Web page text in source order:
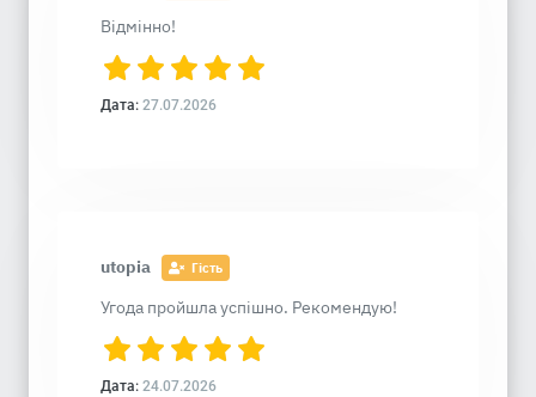
Відмінно!
Дата: 27.07.2026
utopia Гість
Угода пройшла успішно. Рекомендую!
Дата: 24.07.2026